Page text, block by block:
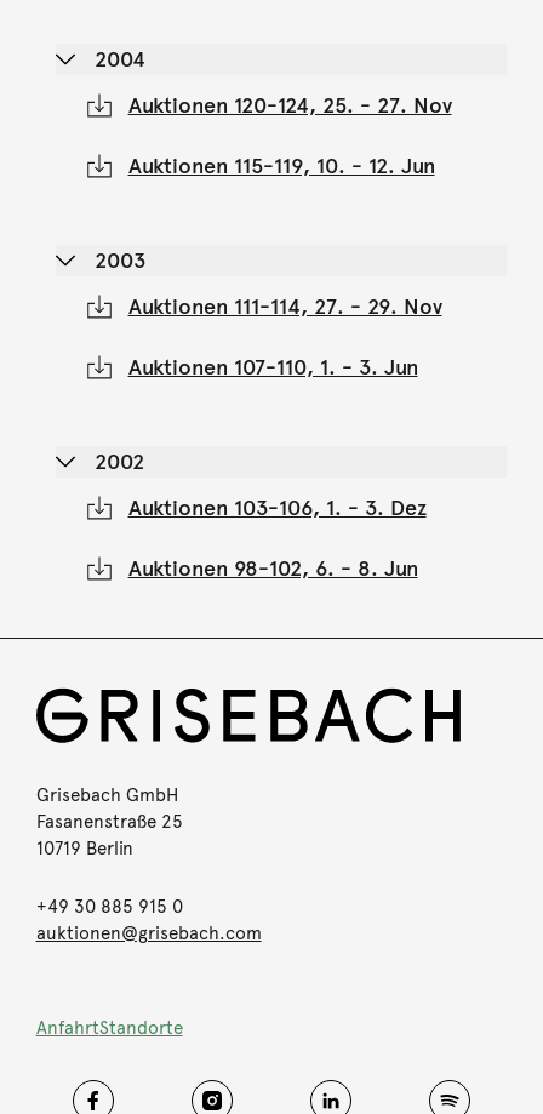
2004
Auktionen 120-124, 25. - 27. Nov
Auktionen 115-119, 10. - 12. Jun
2003
Auktionen 111-114, 27. - 29. Nov
Auktionen 107-110, 1. - 3. Jun
2002
Auktionen 103-106, 1. - 3. Dez
Auktionen 98-102, 6. - 8. Jun
Grisebach GmbH
Fasanenstraße 25
10719 Berlin
+49 30 885 915 0
auktionen@grisebach.com
AnfahrtStandorte